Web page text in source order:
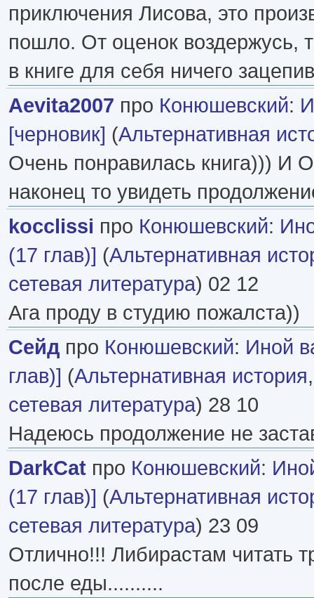
приключения Лисова, это
пошло. От оценок воздержусь,
в книге для себя ничего
Aevita2007 про Конюшевский:
[черновик] (Альтернативная
Очень понравилась книга))) И
наконец то увидеть
kocclissi про Конюшевский:
(17 глав)] (Альтернативная
сетевая литература) 02 12
Ага проду в студию пожалста))
Сейд про Конюшевский: Иной
глав)] (Альтернативная история
сетевая литература) 28 10
Надеюсь продолжение не
DarkCat про Конюшевский:
(17 глав)] (Альтернативная
сетевая литература) 23 09
Отлично!!! Либирастам читать
после еды..........